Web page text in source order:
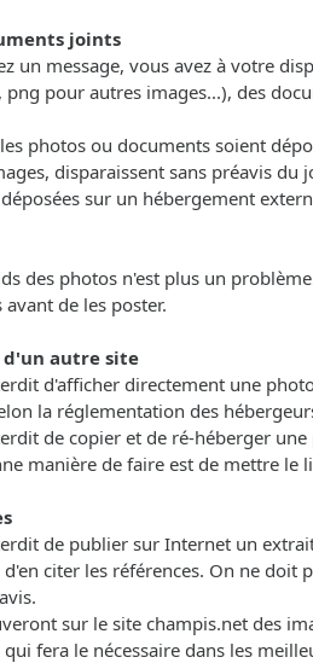
joints
un message, vous avez à votre
pour autres images...), des
photos ou documents soient
disparaissent sans préavis
sur un hébergement
des photos n'est plus un
de les poster.
d'un autre site
d'afficher directement une
la réglementation des
de copier et de ré-héberger
manière de faire est de mettre
de publier sur Internet un
citer les références. On ne doit
sur le site champis.net des
qui fera le nécessaire dans les